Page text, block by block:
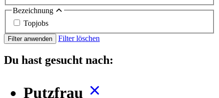
Bezeichnung
Topjobs
Filter anwenden Filter löschen
Du hast gesucht nach:
Putzfrau